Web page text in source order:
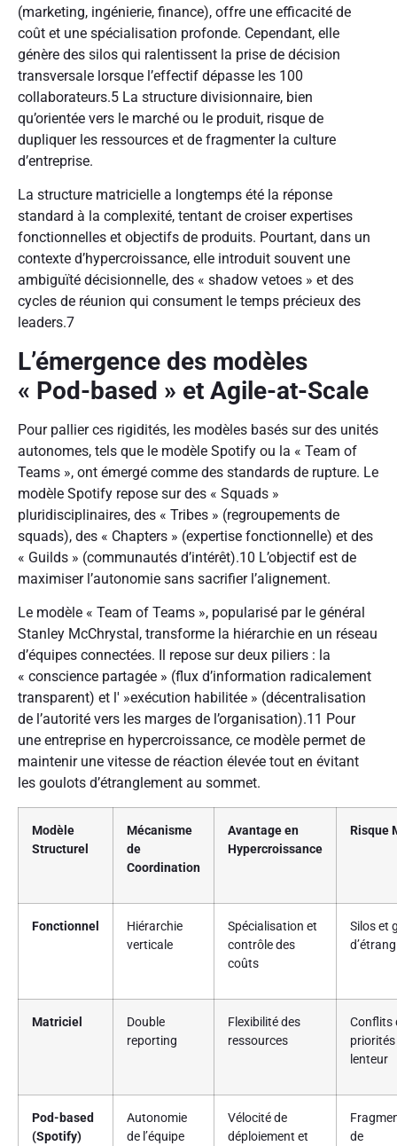
(marketing, ingénierie, finance), offre une efficacité de
coût et une spécialisation profonde. Cependant, elle
génère des silos qui ralentissent la prise de décision
transversale lorsque l’effectif dépasse les 100
collaborateurs.5 La structure divisionnaire, bien
qu’orientée vers le marché ou le produit, risque de
dupliquer les ressources et de fragmenter la culture
d’entreprise.
La structure matricielle a longtemps été la réponse
standard à la complexité, tentant de croiser expertises
fonctionnelles et objectifs de produits. Pourtant, dans un
contexte d’hypercroissance, elle introduit souvent une
ambiguïté décisionnelle, des « shadow vetoes » et des
cycles de réunion qui consument le temps précieux des
leaders.7
L’émergence des modèles
« Pod-based » et Agile-at-Scale
Pour pallier ces rigidités, les modèles basés sur des unités
autonomes, tels que le modèle Spotify ou la « Team of
Teams », ont émergé comme des standards de rupture. Le
modèle Spotify repose sur des « Squads »
pluridisciplinaires, des « Tribes » (regroupements de
squads), des « Chapters » (expertise fonctionnelle) et des
« Guilds » (communautés d’intérêt).10 L’objectif est de
maximiser l’autonomie sans sacrifier l’alignement.
Le modèle « Team of Teams », popularisé par le général
Stanley McChrystal, transforme la hiérarchie en un réseau
d’équipes connectées. Il repose sur deux piliers : la
« conscience partagée » (flux d’information radicalement
transparent) et l' »exécution habilitée » (décentralisation
de l’autorité vers les marges de l’organisation).11 Pour
une entreprise en hypercroissance, ce modèle permet de
maintenir une vitesse de réaction élevée tout en évitant
les goulots d’étranglement au sommet.
Modèle
Structurel
Mécanisme
de
Coordination
Avantage en
Hypercroissance
Risque
Fonctionnel
Hiérarchie
verticale
Spécialisation et
contrôle des
coûts
Silos et
Matriciel
Double
reporting
Flexibilité des
ressources
Conflits
lenteur
Pod-based
(Spotify)
Autonomie
de l’équipe
Vélocité de
déploiement et
de